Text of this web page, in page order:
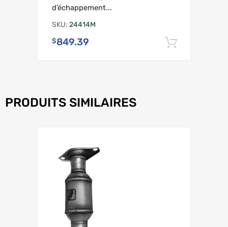
d’échappement...
SKU: 24414M
$849.39
PRODUITS SIMILAIRES